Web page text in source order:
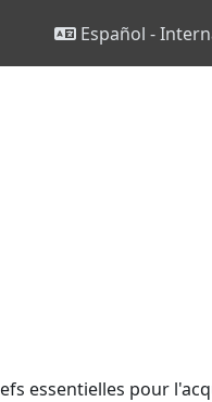
Español -
essentielles pour